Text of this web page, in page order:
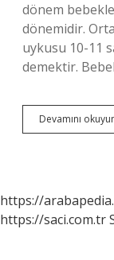
dönem
dönemidir.
uykusu 10-11
demektir.
Devamını
https://
https://saci.com.tr